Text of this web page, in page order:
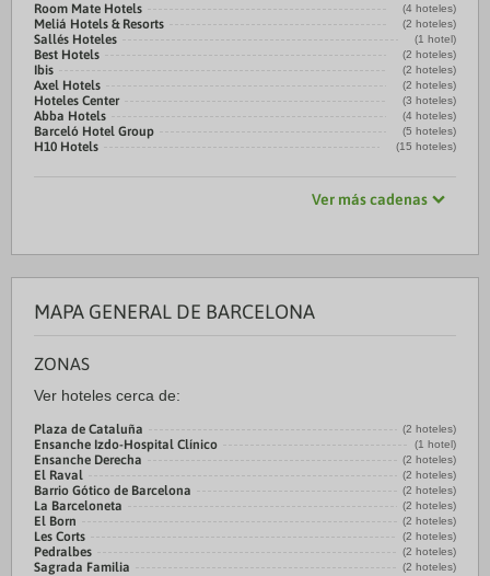
Room Mate Hotels (4 hoteles)
Meliá Hotels & Resorts (2 hoteles)
Sallés Hoteles (1 hotel)
Best Hotels (2 hoteles)
Ibis (2 hoteles)
Axel Hotels (2 hoteles)
Hoteles Center (3 hoteles)
Abba Hotels (4 hoteles)
Barceló Hotel Group (5 hoteles)
H10 Hotels (15 hoteles)
Ver más cadenas
MAPA GENERAL DE BARCELONA
ZONAS
Ver hoteles cerca de:
Plaza de Cataluña (2 hoteles)
Ensanche Izdo-Hospital Clínico (1 hotel)
Ensanche Derecha (2 hoteles)
El Raval (2 hoteles)
Barrio Gótico de Barcelona (2 hoteles)
La Barceloneta (2 hoteles)
El Born (2 hoteles)
Les Corts (2 hoteles)
Pedralbes (2 hoteles)
Sagrada Familia (2 hoteles)